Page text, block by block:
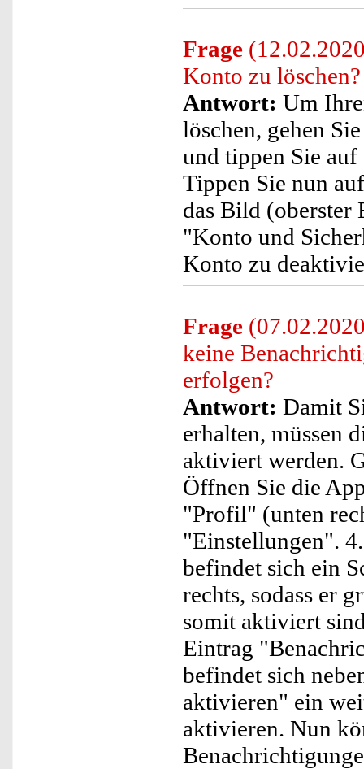
Frage
Konto zu löschen?
Antwort: Um
löschen, gehen
und tippen Sie
Tippen Sie nun
das Bild (oberster
"Konto und
Konto zu
Frage
keine
erfolgen?
Antwort: Damit
erhalten, müssen
aktiviert werden.
Öffnen Sie die
"Profil" (unten
"Einstellungen".
befindet sich ein
rechts, sodass er
somit aktiviert
Eintrag
befindet sich
aktivieren" ein
aktivieren. Nun